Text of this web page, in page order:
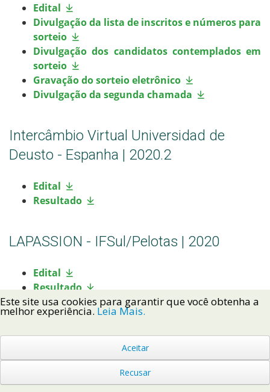
Edital
Divulgação da lista de inscritos e números para
sorteio
Divulgação dos candidatos contemplados em
sorteio
Gravação do sorteio eletrônico
Divulgação da segunda chamada
Intercâmbio Virtual Universidad de
Deusto - Espanha | 2020.2
Edital
Resultado
LAPASSION - IFSul/Pelotas | 2020
Edital
Resultado
Este site usa cookies para garantir que você obtenha a
melhor experiência. Leia Mais.
Aceitar
Recusar